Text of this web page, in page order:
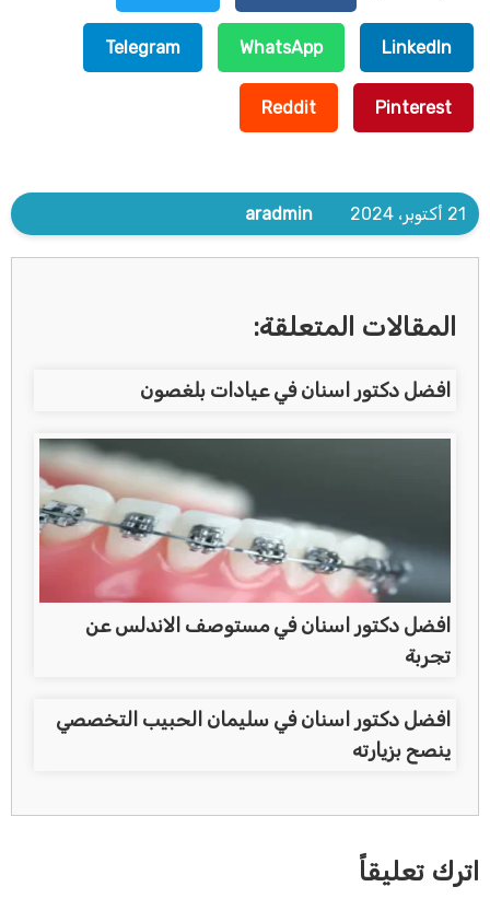
LinkedIn
WhatsApp
Telegram
Pinterest
Reddit
21 أكتوبر، 2024 aradmin
المقالات المتعلقة:
افضل دكتور اسنان في عيادات بلغصون
افضل دكتور اسنان في مستوصف الاندلس عن
تجربة
افضل دكتور اسنان في سليمان الحبيب التخصصي
ينصح بزيارته
اترك تعليقاً